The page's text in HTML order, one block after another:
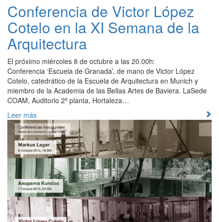
Conferencia de Victor López
Cotelo en la XI Semana de la
Arquitectura
El próximo miércoles 8 de octubre a las 20.00h:
Conferencia ‘Escuela de Granada’, de mano de Victor López
Cotelo, catedrático de la Escuela de Arquitectura en Munich y
miembro de la Academia de las Bellas Artes de Baviera. LaSede
COAM, Auditorio 2º planta, Hortaleza…
Leer más